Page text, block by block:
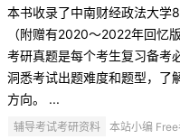
本书收录了中南财经政法大学
（附赠有2020～2022年回忆
考研真题是每个考生复习备考
洞悉考试出题难度和题型，了
方向。 ...
辅导考试考研资料 本站小编